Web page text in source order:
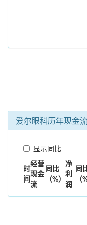
爱尔眼科历年现金
显示同比
时
间
经营
现金
流
同比
（%）
净
利
润
同
（